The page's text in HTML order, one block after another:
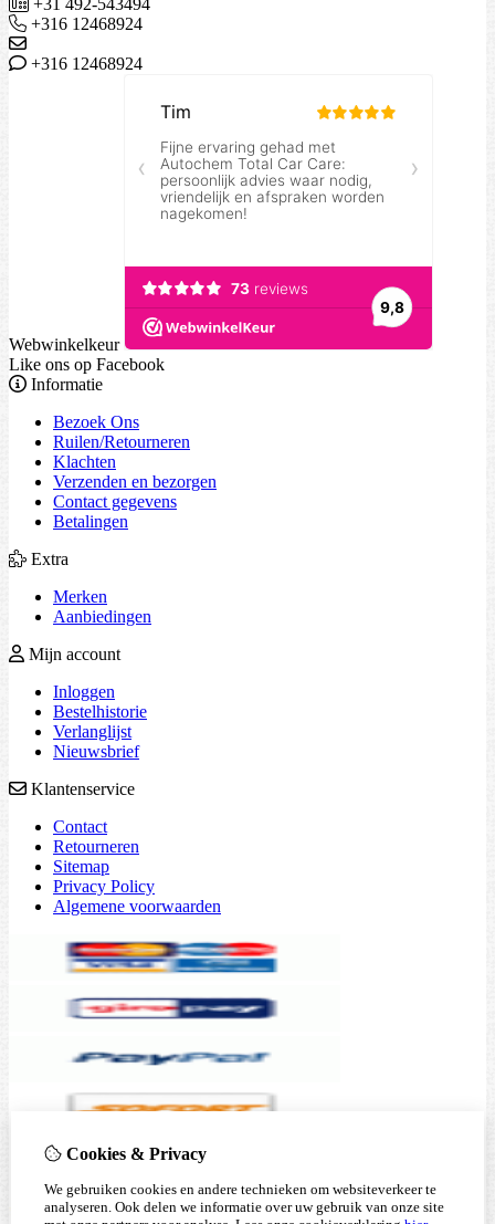
+316 12468924
+316 12468924
Webwinkelkeur
Like ons op Facebook
Informatie
Bezoek Ons
Ruilen/Retourneren
Klachten
Verzenden en bezorgen
Contact gegevens
Betalingen
Extra
Merken
Aanbiedingen
Mijn account
Inloggen
Bestelhistorie
Verlanglijst
Nieuwsbrief
Klantenservice
Contact
Retourneren
Sitemap
Privacy Policy
Algemene voorwaarden
Cookies & Privacy
We gebruiken cookies en andere technieken om websiteverkeer te
analyseren. Ook delen we informatie over uw gebruik van onze site